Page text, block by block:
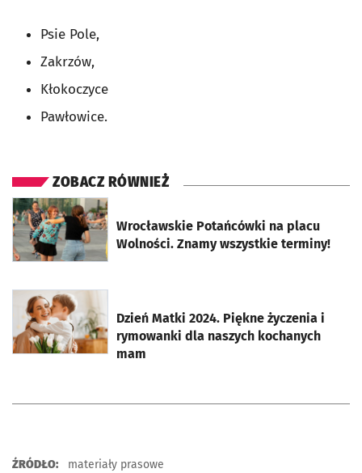
Psie Pole,
Zakrzów,
Kłokoczyce
Pawłowice.
ZOBACZ RÓWNIEŻ
Wrocławskie Potańcówki na placu
Wolności. Znamy wszystkie terminy!
otworzy się w nowej karcie
Dzień Matki 2024. Piękne życzenia i
rymowanki dla naszych kochanych
mam
otworzy się w nowej karcie
ŹRÓDŁO: materiały prasowe